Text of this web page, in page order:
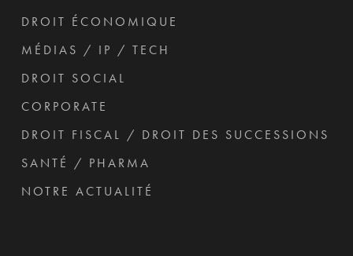
DROIT ÉCONOMIQUE
MÉDIAS / IP / TECH
DROIT SOCIAL
CORPORATE
DROIT FISCAL / DROIT DES SUCCESSIONS
SANTÉ / PHARMA
NOTRE ACTUALITÉ